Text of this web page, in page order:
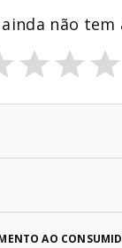
não tem
AO